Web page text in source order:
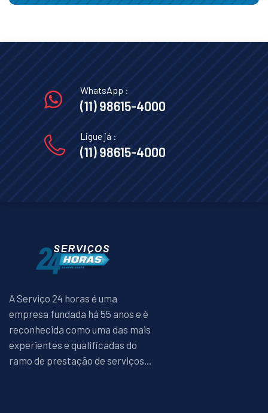
WhatsApp :
(11) 98615-4000
Ligue já :
(11) 98615-4000
A Serviço 24 horas é uma
empresa fundada há 55 anos e é
reconhecida como uma das mais
experientes e qualificadas do
ramo de prestação de serviços...